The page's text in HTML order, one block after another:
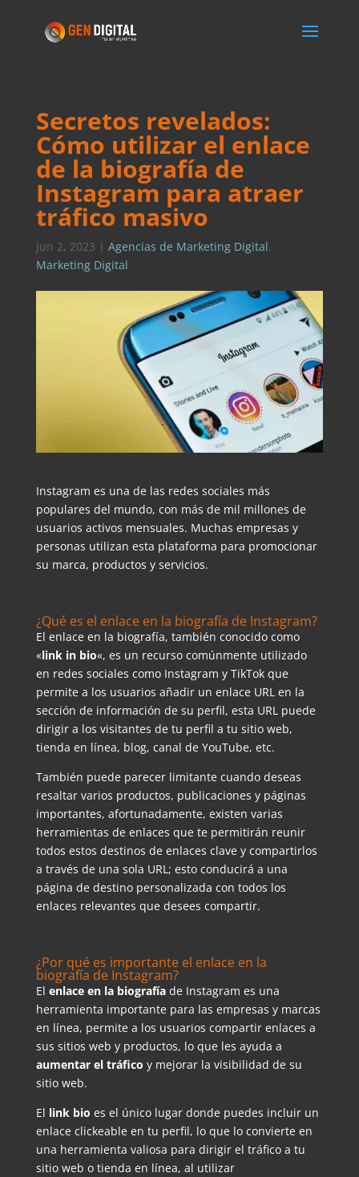
Secretos revelados:
Cómo utilizar el enlace
de la biografía de
Instagram para atraer
tráfico masivo
Jun 2, 2023 | Agencias de Marketing Digital,
Marketing Digital
Instagram es una de las redes sociales más
populares del mundo, con más de mil millones de
usuarios activos mensuales. Muchas empresas y
personas utilizan esta plataforma para promocionar
su marca, productos y servicios.
¿Qué es el enlace en la biografía de Instagram?
El enlace en la biografía, también conocido como
«link in bio«, es un recurso comúnmente utilizado
en redes sociales como Instagram y TikTok que
permite a los usuarios añadir un enlace URL en la
sección de información de su perfil, esta URL puede
dirigir a los visitantes de tu perfil a tu sitio web,
tienda en línea, blog, canal de YouTube, etc.
También puede parecer limitante cuando deseas
resaltar varios productos, publicaciones y páginas
importantes, afortunadamente, existen varias
herramientas de enlaces que te permitirán reunir
todos estos destinos de enlaces clave y compartirlos
a través de una sola URL; esto conducirá a una
página de destino personalizada con todos los
enlaces relevantes que desees compartir.
¿Por qué es importante el enlace en la
biografía de Instagram?
El enlace en la biografíade Instagram es una
herramienta importante para las empresas y marcas
en línea, permite a los usuarios compartir enlaces a
sus sitios web y productos, lo que les ayuda a
aumentar el tráfico y mejorar la visibilidad de su
sitio web.
El link bio es el único lugar donde puedes incluir un
enlace clickeable en tu perfil, lo que lo convierte en
una herramienta valiosa para dirigir el tráfico a tu
sitio web o tienda en línea, al utilizar